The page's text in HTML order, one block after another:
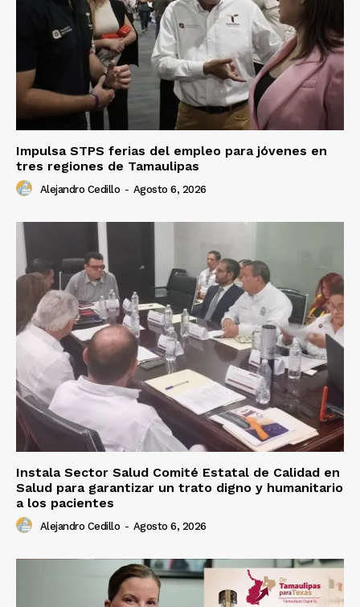
Impulsa STPS ferias del empleo para jóvenes en
tres regiones de Tamaulipas
Alejandro Cedillo - Agosto 6, 2026
Instala Sector Salud Comité Estatal de Calidad en
Salud para garantizar un trato digno y humanitario
a los pacientes
Alejandro Cedillo - Agosto 6, 2026